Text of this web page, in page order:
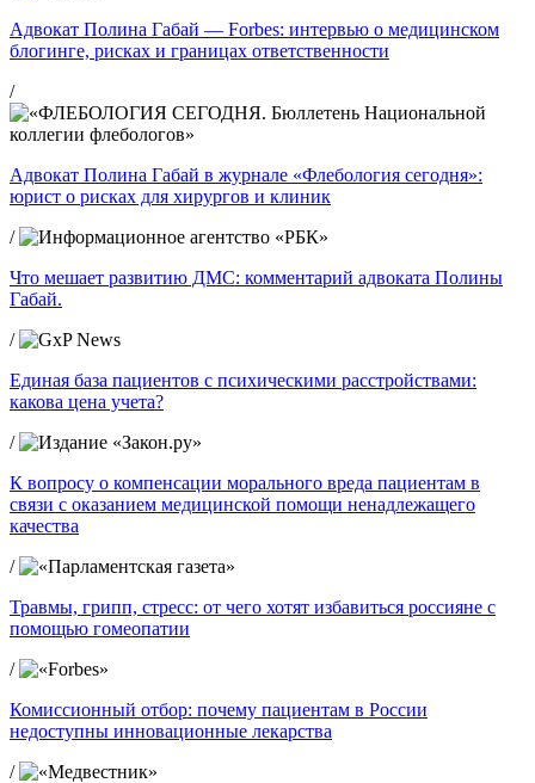
Адвокат Полина Габай — Forbes: интервью о медицинском
блогинге, рисках и границах ответственности
/
Адвокат Полина Габай в журнале «Флебология сегодня»:
юрист о рисках для хирургов и клиник
/
Что мешает развитию ДМС: комментарий адвоката Полины
Габай.
/
Единая база пациентов с психическими расстройствами:
какова цена учета?
/
К вопросу о компенсации морального вреда пациентам в
связи с оказанием медицинской помощи ненадлежащего
качества
/
Травмы, грипп, стресс: от чего хотят избавиться россияне с
помощью гомеопатии
/
Комиссионный отбор: почему пациентам в России
недоступны инновационные лекарства
/